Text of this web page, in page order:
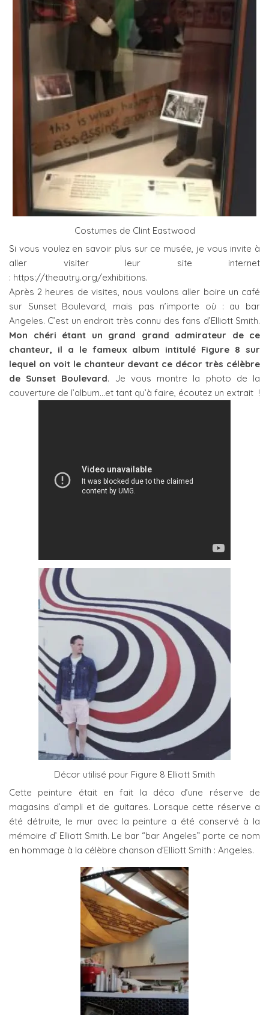
Costumes de Clint Eastwood
Si vous voulez en savoir plus sur ce musée, je vous invite à
aller visiter leur site internet
: https://theautry.org/exhibitions.
Après 2 heures de visites, nous voulons aller boire un café
sur Sunset Boulevard, mais pas n’importe où : au bar
Angeles. C’est un endroit très connu des fans d’Elliott Smith.
Mon chéri étant un grand grand admirateur de ce
chanteur, il a le fameux album intitulé Figure 8 sur
lequel on voit le chanteur devant ce décor très célèbre
de Sunset Boulevard. Je vous montre la photo de la
couverture de l’album…et tant qu’à faire, écoutez un extrait !
Décor utilisé pour Figure 8 Elliott Smith
Cette peinture était en fait la déco d’une réserve de
magasins d’ampli et de guitares. Lorsque cette réserve a
été détruite, le mur avec la peinture a été conservé à la
mémoire d’ Elliott Smith. Le bar “bar Angeles” porte ce nom
en hommage à la célèbre chanson d’Elliott Smith : Angeles.